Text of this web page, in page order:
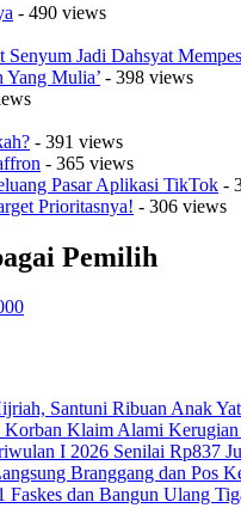
- 490 views
Jadi Dahsyat
Yang Mulia’ - 398 views
- 391 views
- 365 views
Pasar Aplikasi TikTok -
Prioritasnya! - 306 views
Pemilih
Santuni Ribuan Anak
Klaim Alami
I 2026 Senilai Rp837
Branggang dan Pos
Faskes dan Bangun Ulang